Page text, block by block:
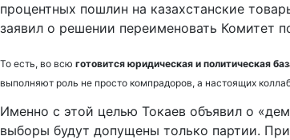
процентных пошлин на казахстанские
заявил о решении переименовать Комитет
То есть, во всю готовится юридическая и политическая
выполняют роль не просто компрадоров, а настоящих
Именно с этой целью Токаев объявил о
выборы будут допущены только партии.